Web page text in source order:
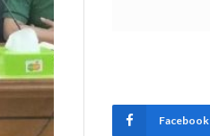
Facebook